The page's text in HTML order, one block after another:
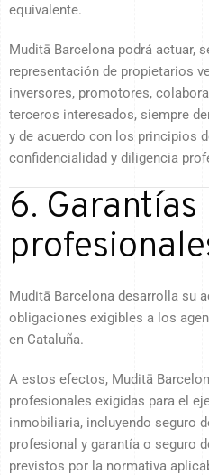
equivalente.
Muditā Barcelona podrá actuar,
representación de propietarios
inversores, promotores,
terceros interesados, siempre
y de acuerdo con los principios
confidencialidad y diligencia
6. Garantías
Muditā Barcelona desarrolla su
obligaciones exigibles a los
en Cataluña.
A estos efectos, Muditā
profesionales exigidas para el
inmobiliaria, incluyendo seguro
profesional y garantía o seguro
previstos por la normativa